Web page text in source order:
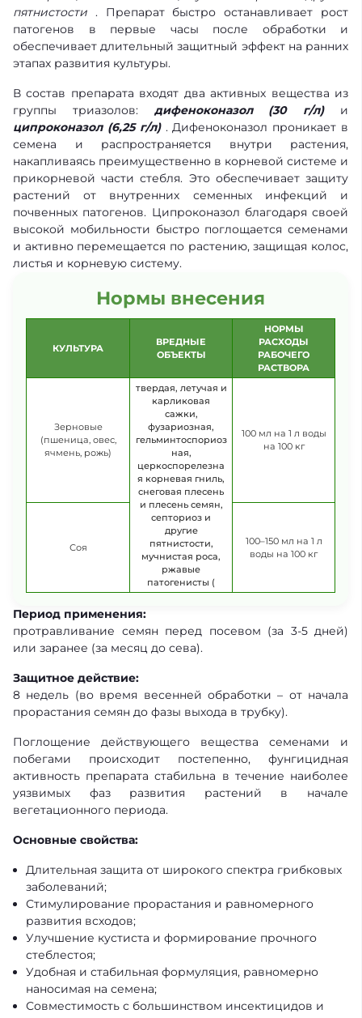
пятнистости . Препарат быстро останавливает рост
патогенов в первые часы после обработки и
обеспечивает длительный защитный эффект на ранних
этапах развития культуры.
В состав препарата входят два активных вещества из
группы триазолов: дифеноконазол (30 г/л)и
ципроконазол (6,25 г/л). Дифеноконазол проникает в
семена и распространяется внутри растения,
накапливаясь преимущественно в корневой системе и
прикорневой части стебля. Это обеспечивает защиту
растений от внутренних семенных инфекций и
почвенных патогенов. Ципроконазол благодаря своей
высокой мобильности быстро поглощается семенами
и активно перемещается по растению, защищая колос,
листья и корневую систему.
Нормы внесения
КУЛЬТУРА
ВРЕДНЫЕ
ОБЪЕКТЫ
НОРМЫ
РАСХОДЫ
РАБОЧЕГО
РАСТВОРА
Зерновые
(пшеница, овес,
ячмень, рожь)
твердая, летучая и
карликовая
сажки,
фузариозная,
гельминтоспориоз
ная,
церкоспорелезна
я корневая гниль,
снеговая плесень
и плесень семян,
септориоз и
другие
пятнистости,
мучнистая роса,
ржавые
патогенисты (
100 мл на 1 л воды
на 100 кг
Соя
100–150 мл на 1 л
воды на 100 кг
Период применения:
протравливание семян перед посевом (за 3-5 дней)
или заранее (за месяц до сева).
Защитное действие:
8 недель (во время весенней обработки – от начала
прорастания семян до фазы выхода в трубку).
Поглощение действующего вещества семенами и
побегами происходит постепенно, фунгицидная
активность препарата стабильна в течение наиболее
уязвимых фаз развития растений в начале
вегетационного периода.
Основные свойства:
Длительная защита от широкого спектра грибковых
заболеваний;
Стимулирование прорастания и равномерного
развития всходов;
Улучшение кустиста и формирование прочного
стеблестоя;
Удобная и стабильная формуляция, равномерно
наносимая на семена;
Совместимость с большинством инсектицидов и